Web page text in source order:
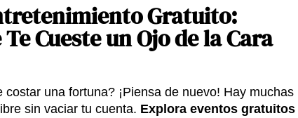
Gratuito:
Cueste un Ojo de la Cara
una fortuna? ¡Piensa de nuevo! Hay muchas
sin vaciar tu cuenta. Explora eventos gratuitos